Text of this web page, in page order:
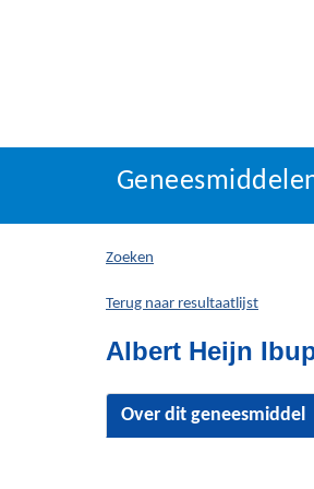
U
hier:
Zoeken
Terug naar resultaatlijst
Albert Heijn
Over dit geneesmiddel